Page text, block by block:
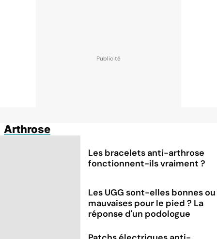
Arthrose
Les bracelets anti-arthrose
fonctionnent-ils vraiment ?
Les UGG sont-elles bonnes ou
mauvaises pour le pied ? La
réponse d'un podologue